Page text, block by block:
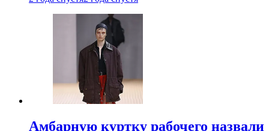
Амбарную куртку рабочего назвали